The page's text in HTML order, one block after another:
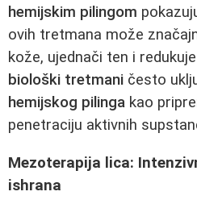
hemijskim pilingom
ovih tretmana može
kože, ujednači ten i
biološki tretmani često
hemijskog pilinga kao
penetraciju aktivnih
Mezoterapija lica:
ishrana